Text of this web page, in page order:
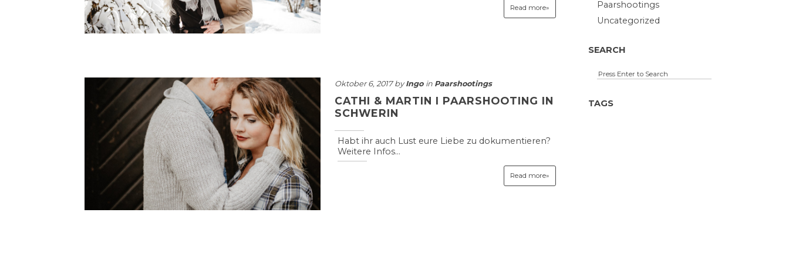
Read more»
Oktober 6, 2017 byIngo in Paarshootings
CATHI & MARTIN I PAARSHOOTING IN
SCHWERIN
Habt ihr auch Lust eure Liebe zu dokumentieren?
Weitere Infos...
Read more»
Paarshootings
Uncategorized
SEARCH
TAGS